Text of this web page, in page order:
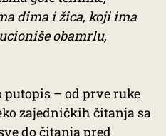
dima i žica, koji ima
obamrlu,
putopis – od prve ruke
zajedničkih čitanja sa
do čitanja pred